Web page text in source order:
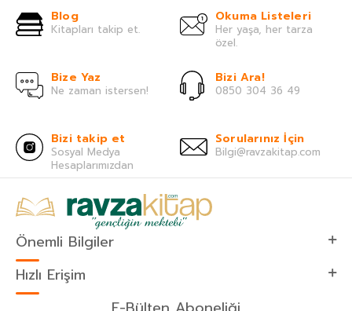
Blog
Kitapları takip et.
Okuma Listeleri
Her yaşa, her tarza
özel.
Bize Yaz
Ne zaman istersen!
Bizi Ara!
0850 304 36 49
Bizi takip et
Sosyal Medya
Hesaplarımızdan
Sorularınız İçin
Bilgi@ravzakitap.com
Önemli Bilgiler
Hızlı Erişim